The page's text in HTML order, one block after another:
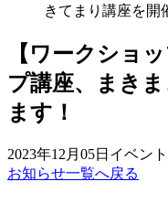
きてまり講座を開
【ワークショ
プ講座、まき
ます！
2023年12月05日 イベント
お知らせ一覧へ戻る